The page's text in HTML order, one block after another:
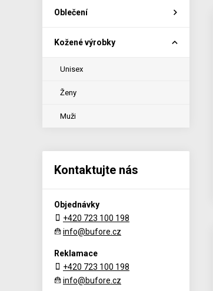
Oblečení
Kožené výrobky
Unisex
Ženy
Muži
Kontaktujte nás
Objednávky
+420 723 100 198
info@bufore.cz
Reklamace
+420 723 100 198
info@bufore.cz